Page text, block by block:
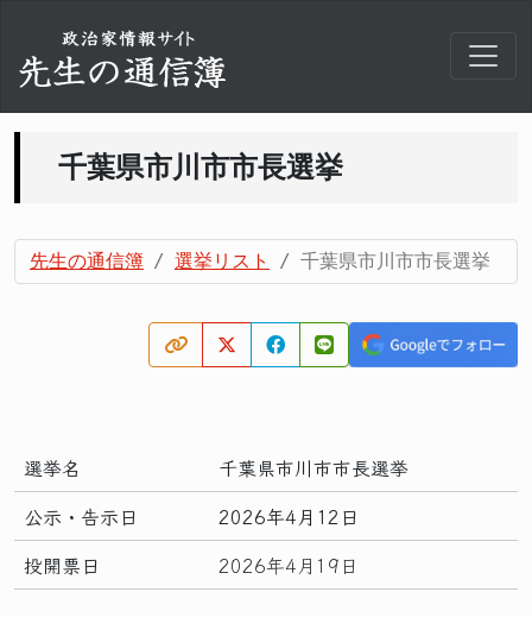
千葉県市川市市長選挙
先生の通信簿 選挙リスト 千葉県市川市市長選挙
選挙名
千葉県市川市市長選挙
公示・告示日
2026年4月12日
投開票日
2026年4月19日